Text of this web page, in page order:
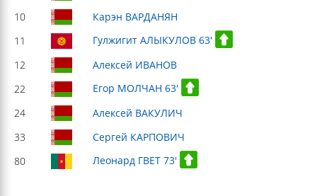
10
Карэн ВАРДАНЯН
11
Гулжигит АЛЫКУЛОВ 63'
12
Алексей ИВАНОВ
22
Егор МОЛЧАН 63'
24
Алексей ВАКУЛИЧ
33
Сергей КАРПОВИЧ
80
Леонард ГВЕТ 73'